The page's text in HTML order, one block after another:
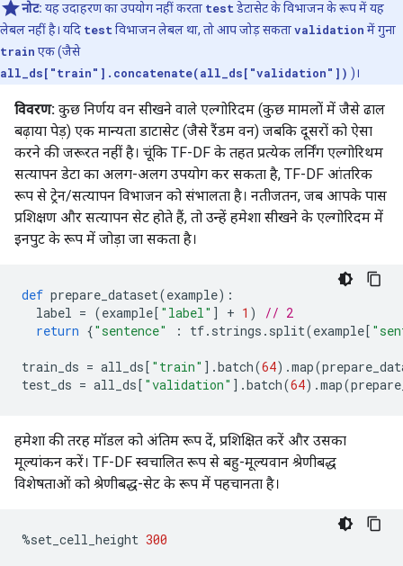
नोट: यह उदाहरण का उपयोग नहीं करता test डेटासेट के विभाजन के रूप में यह
लेबल नहीं है। यदि test विभाजन लेबल था, तो आप जोड़ सकताvalidation में गुना
train एक (जैसे
all_ds["train"].concatenate(all_ds["validation"]) )।
विवरण: कुछ निर्णय वन सीखने वाले एल्गोरिदम (कुछ मामलों में जैसे ढाल
बढ़ाया पेड़) एक मान्यता डाटासेट (जैसे रैंडम वन) जबकि दूसरों को ऐसा
करने की जरूरत नहीं है। चूंकि TF-DF के तहत प्रत्येक लर्निंग एल्गोरिथम
सत्यापन डेटा का अलग-अलग उपयोग कर सकता है, TF-DF आंतरिक
रूप से ट्रेन/सत्यापन विभाजन को संभालता है। नतीजतन, जब आपके पास
प्रशिक्षण और सत्यापन सेट होते हैं, तो उन्हें हमेशा सीखने के एल्गोरिदम में
इनपुट के रूप में जोड़ा जा सकता है।
def prepare_dataset(example):
label = (example[ "label" ] + 1 )
// 2
return {"sentence" : tf. strings . split(example[
train_ds = all_ds[ "train" ].batch(64).map(
test_ds = all_ds[ "validation" ].batch(64).map(
हमेशा की तरह मॉडल को अंतिम रूप दें, प्रशिक्षित करें और उसका
मूल्यांकन करें। TF-DF स्वचालित रूप से बहु-मूल्यवान श्रेणीबद्ध
विशेषताओं को श्रेणीबद्ध-सेट के रूप में पहचानता है।
%set_cell_height 300